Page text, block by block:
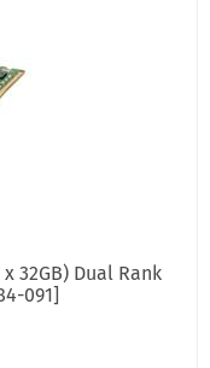
32GB) Dual Rank
091]